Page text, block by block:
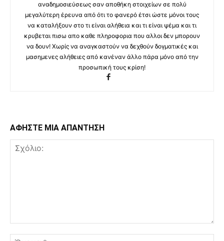
αναδημοσιεύσεως σαν αποθήκη στοιχείων σε πολύ
μεγαλύτερη έρευνα από ότι το φανερό έτσι ώστε μόνοι τους
να καταλήξουν στο τι είναι αλήθεια και τι είναι ψέμα και τι
κρυβεται πισω απο καθε πληροφορια που αλλοι δεν μπορουν
να δουν! Χωρίς να αναγκαστούν να δεχθούν δογματικές και
μασημενες αλήθειες από κανέναν άλλο πάρα μόνο από την
προσωπική τους κρίση!
ΑΦΗΣΤΕ ΜΙΑ ΑΠΑΝΤΗΣΗ